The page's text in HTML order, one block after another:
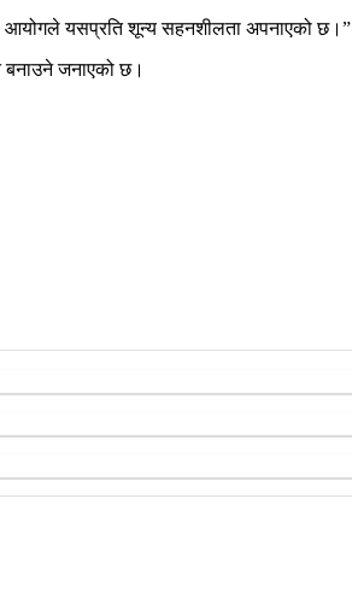
आयोगले यसप्रति शून्य सहनशीलता अपनाएको छ।”
जनाएको छ।